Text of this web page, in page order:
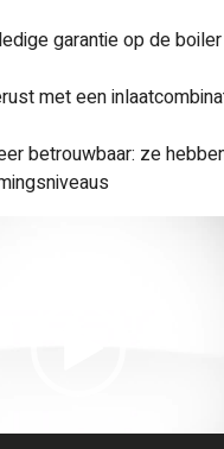
garantie op de
met een
betrouwbaar: ze